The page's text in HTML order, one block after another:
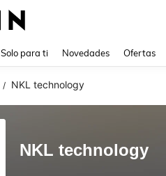
Solo para ti Novedades Ofertas
/ NKL technology
NKL technology